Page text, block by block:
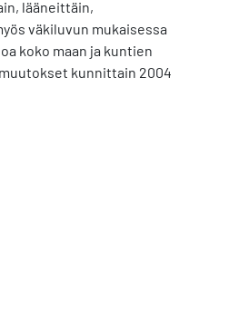
lääneittäin,
väkiluvun mukaisessa
koko maan ja kuntien
kunnittain 2004